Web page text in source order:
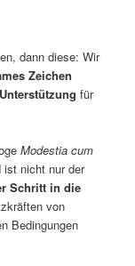
dann diese: Wir
Zeichen
für
Modestia cum
ist nicht nur der
Schritt in die
von
Bedingungen